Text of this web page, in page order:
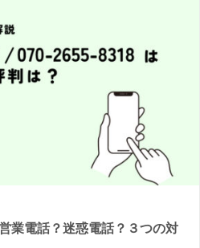
業電話？迷惑電話？３つの対